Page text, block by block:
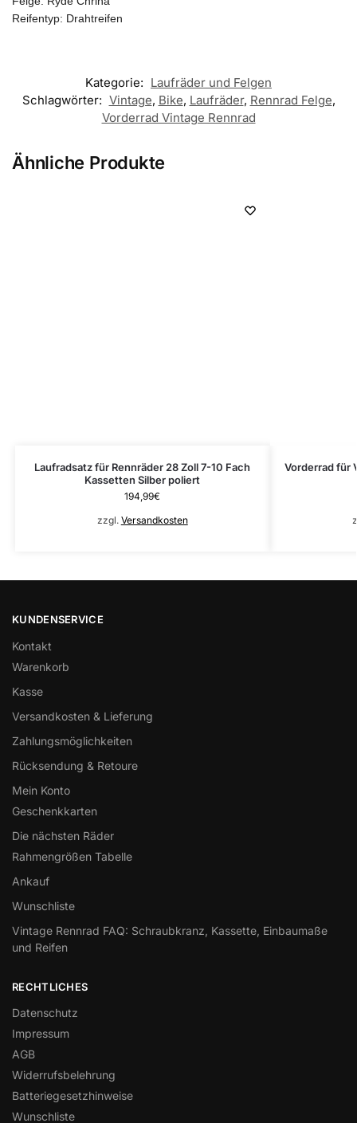
Reifentyp: Drahtreifen
Kategorie: Laufräder und Felgen
Schlagwörter: Vintage, Bike, Laufräder, Rennrad Felge,
Vorderrad Vintage Rennrad
Ähnliche Produkte
Laufradsatz für Rennräder 28 Zoll 7-10 Fach
Kassetten Silber poliert
194,99€
zzgl. Versandkosten
Vorderrad für
KUNDENSERVICE
Kontakt
Warenkorb
Kasse
Versandkosten & Lieferung
Zahlungsmöglichkeiten
Rücksendung & Retoure
Mein Konto
Geschenkkarten
Die nächsten Räder
Rahmengrößen Tabelle
Ankauf
Wunschliste
Vintage Rennrad FAQ: Schraubkranz, Kassette, Einbaumaße
und Reifen
RECHTLICHES
Datenschutz
Impressum
AGB
Widerrufsbelehrung
Batteriegesetzhinweise
Wunschliste